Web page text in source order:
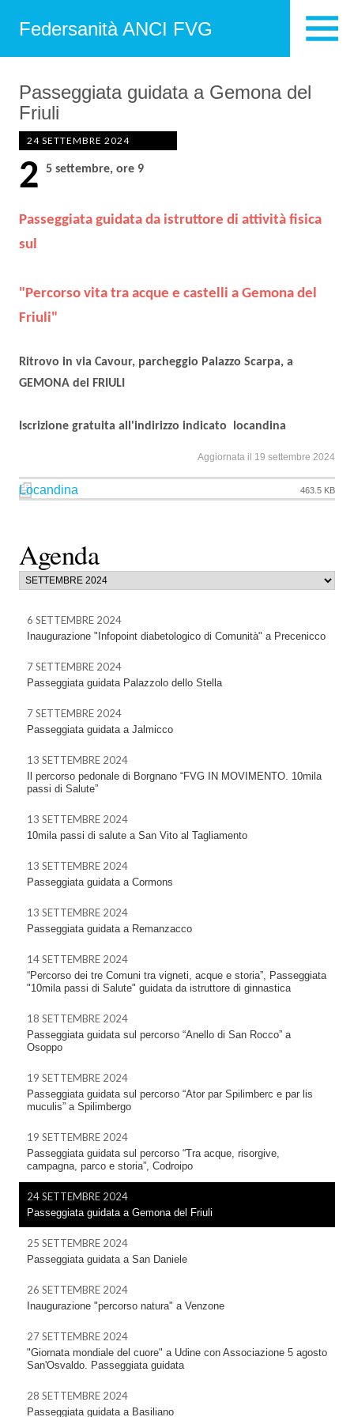
Federsanità ANCI FVG
Agenda
6 SETTEMBRE 2024
Inaugurazione "Infopoint diabetologico di Comunità" a Precenicco
7 SETTEMBRE 2024
Passeggiata guidata Palazzolo dello Stella
7 SETTEMBRE 2024
Passeggiata guidata a Jalmicco
13 SETTEMBRE 2024
Il percorso pedonale di Borgnano “FVG IN MOVIMENTO. 10mila
passi di Salute”
13 SETTEMBRE 2024
10mila passi di salute a San Vito al Tagliamento
13 SETTEMBRE 2024
Passeggiata guidata a Cormons
13 SETTEMBRE 2024
Passeggiata guidata a Remanzacco
14 SETTEMBRE 2024
“Percorso dei tre Comuni tra vigneti, acque e storia”, Passeggiata
"10mila passi di Salute" guidata da istruttore di ginnastica
18 SETTEMBRE 2024
Passeggiata guidata sul percorso “Anello di San Rocco” a
Osoppo
19 SETTEMBRE 2024
Passeggiata guidata sul percorso “Ator par Spilimberc e par lis
muculis” a Spilimbergo
19 SETTEMBRE 2024
Passeggiata guidata sul percorso “Tra acque, risorgive,
campagna, parco e storia”, Codroipo
24 SETTEMBRE 2024
Passeggiata guidata a Gemona del Friuli
25 SETTEMBRE 2024
Passeggiata guidata a San Daniele
26 SETTEMBRE 2024
Inaugurazione "percorso natura" a Venzone
27 SETTEMBRE 2024
"Giornata mondiale del cuore" a Udine con Associazione 5 agosto
San'Osvaldo. Passeggiata guidata
28 SETTEMBRE 2024
Passeggiata guidata a Basiliano
Passeggiata guidata a Gemona del
Friuli
24 SETTEMBRE 2024
2 5 settembre, ore 9
Passeggiata guidata da istruttore di attività fisica
sul
"Percorso vita tra acque e castelli a Gemona del
Friuli"
Ritrovo in via Cavour, parcheggio Palazzo Scarpa, a
GEMONA del FRIULI
Iscrizione gratuita all'indirizzo indicato locandina
Aggiornata il 19 settembre 2024
Locandina 463.5 KB